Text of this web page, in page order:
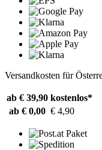
Versandkosten für
ab € 39,90 kostenlos*
ab € 0,00 € 4,90